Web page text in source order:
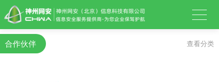
合作伙伴 查看分类